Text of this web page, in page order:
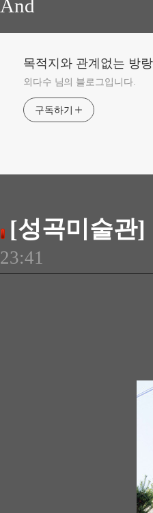
And
목적지와 관계없는 방
외다수 님의 블로그입니다.
구독하기
[성곡미술관]
23:41